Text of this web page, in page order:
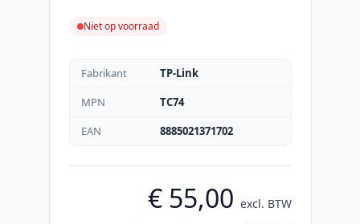
Niet op voorraad
Fabrikant
TP-Link
MPN
TC74
EAN
8885021371702
€ 55,00 excl. BTW